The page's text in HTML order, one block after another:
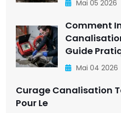
Mai 05 2026
Comment
Guide
Mai 04 2026
Curage Canalisation
Pour Le